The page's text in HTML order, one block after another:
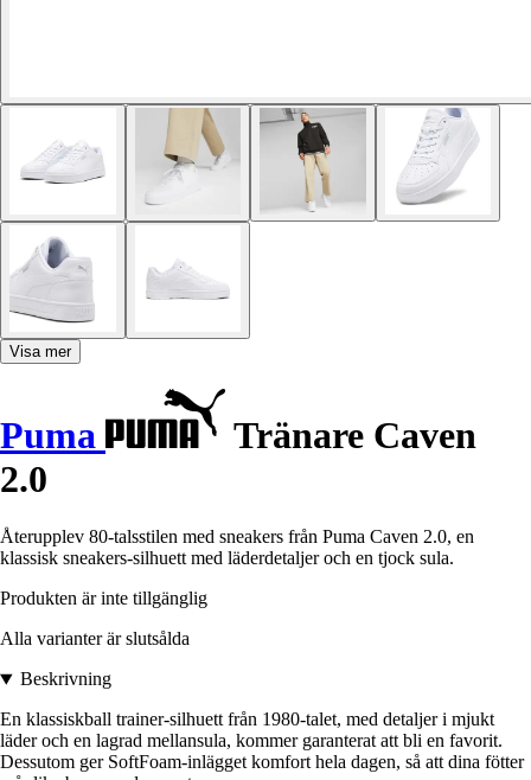
Visa mer
Puma
Tränare Caven
2.0
Återupplev 80-talsstilen med sneakers från Puma Caven 2.0, en
klassisk sneakers-silhuett med läderdetaljer och en tjock sula.
Produkten är inte tillgänglig
Alla varianter är slutsålda
Beskrivning
En klassiskball trainer-silhuett från 1980-talet, med detaljer i mjukt
läder och en lagrad mellansula, kommer garanterat att bli en favorit.
Dessutom ger SoftFoam-inlägget komfort hela dagen, så att dina fötter